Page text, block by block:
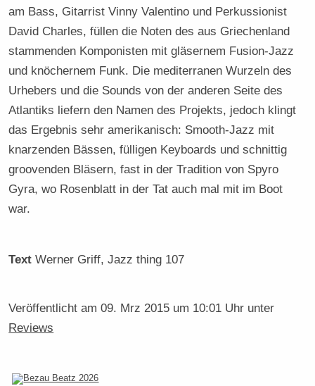
am Bass, Gitarrist Vinny Valentino und Perkussionist
David Charles, füllen die Noten des aus Griechenland
stammenden Komponisten mit gläsernem Fusion-Jazz
und knöchernem Funk. Die mediterranen Wurzeln des
Urhebers und die Sounds von der anderen Seite des
Atlantiks liefern den Namen des Projekts, jedoch klingt
das Ergebnis sehr amerikanisch: Smooth-Jazz mit
knarzenden Bässen, fülligen Keyboards und schnittig
groovenden Bläsern, fast in der Tradition von Spyro
Gyra, wo Rosenblatt in der Tat auch mal mit im Boot
war.
Text Werner Griff, Jazz thing 107
Veröffentlicht am09. Mrz 2015 um 10:01 Uhr unter
Reviews